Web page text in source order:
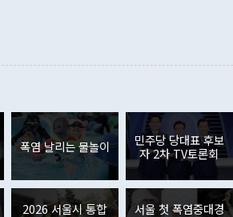
반도의 평화와 안정에 플러스냐, 결론적
정 장관이 언급한 '4자 회담'에 대해 "이상
서 열리는 '동방경제포럼(EEF)'을 언급하
하고 있다"고 발언한 데 대해서도 조 장관
"아직 거기까지 진도가 나가지 않았다"고
대북 구상과 설명은 정부 내 조율을 거치지
히 주적 표현 대체와 국호 사용, 9·19 군
통일부 장관이 결정할 사안이 아니어서 월
대통령은 정 장관의 업무보고를 듣고 난
는 전월 흑자에서 4억4000만달러 적자
소득을 중심으로 32억7000만달러 흑자
분기배당에 따른 기저효과로 배당지급이
)을 넘어선 것이다. 직접투자에서는 내국
러, 외국인의 국내투자가 46억3000만달러
외국인의 국내 주식 매도세가 이어졌다. 외
현 매도 등의 영향으로 316억1000만달러
)에 이어 역대 최대 순매도 기록을 다시
자는 세계국채지수(WGBI) 자금 유입에도
폭이 줄어든 52억9000만달러를 기록했
폭염 날리는 물놀이
민주당 당대표 후보
자 2차 TV토론회
2026 서울시 통합
서울 첫 폭염중대경